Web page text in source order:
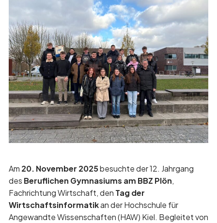
Am 20. November 2025besuchte der 12. Jahrgang
des Beruflichen Gymnasiums am BBZ Plön,
Fachrichtung Wirtschaft, den Tag der
Wirtschaftsinformatikan der Hochschule für
Angewandte Wissenschaften (HAW) Kiel. Begleitet von